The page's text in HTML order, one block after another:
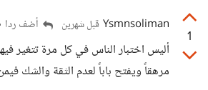
1
Ysmnsoliman قبل شهرين أضف ردا
أليس اختبار الناس في كل مرة تتغير
مرهقاً ويفتح باباً لعدم الثقة والشك